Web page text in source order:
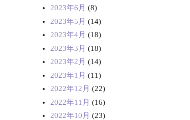
2023年6月 (8)
2023年5月 (14)
2023年4月 (18)
2023年3月 (18)
2023年2月 (14)
2023年1月 (11)
2022年12月 (22)
2022年11月 (16)
2022年10月 (23)